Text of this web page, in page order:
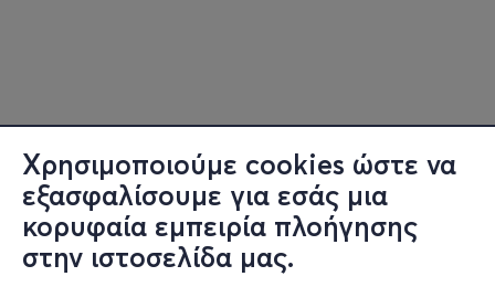
Χρησιμοποιούμε cookies ώστε να
εξασφαλίσουμε για εσάς μια
κορυφαία εμπειρία πλοήγησης
στην ιστοσελίδα μας.